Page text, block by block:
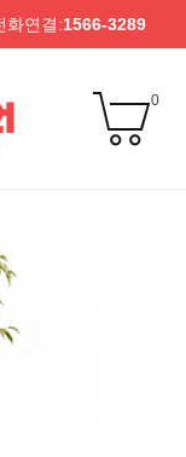
화연결:1566-3289
0